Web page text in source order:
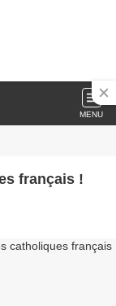
MENU
français !